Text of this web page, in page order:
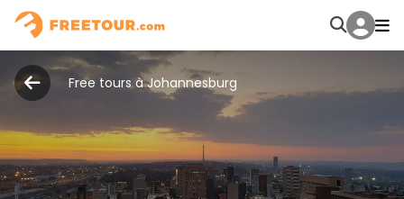
Free tours à Johannesburg